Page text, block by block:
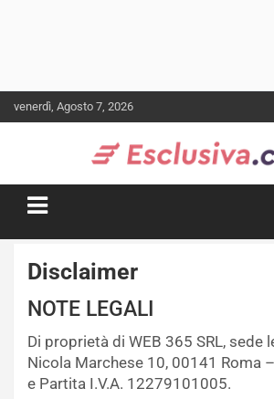
to
venerdì, Agosto 7, 2026
Disclaimer
NOTE LEGALI
Di proprietà di WEB 365 SRL, sede
Nicola Marchese 10, 00141 Roma
e Partita I.V.A. 12279101005.